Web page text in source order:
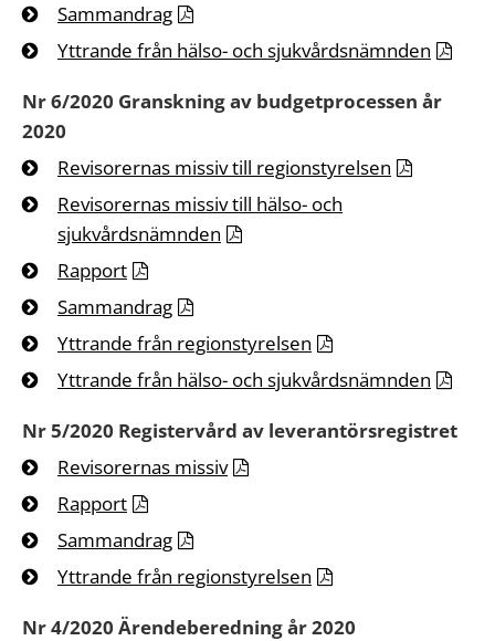
Sammandrag
Yttrande från hälso- och sjukvårdsnämnden
Nr 6/2020 Granskning av budgetprocessen år
2020
Revisorernas missiv till regionstyrelsen
Revisorernas missiv till hälso- och
sjukvårdsnämnden
Rapport
Sammandrag
Yttrande från regionstyrelsen
Yttrande från hälso- och sjukvårdsnämnden
Nr 5/2020 Registervård av leverantörsregistret
Revisorernas missiv
Rapport
Sammandrag
Yttrande från regionstyrelsen
Nr 4/2020 Ärendeberedning år 2020